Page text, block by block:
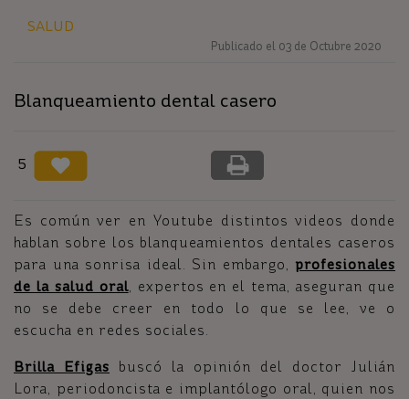
SALUD
Publicado el 03 de Octubre 2020
Blanqueamiento dental casero
5
Es común ver en Youtube distintos videos donde
hablan sobre los blanqueamientos dentales caseros
para una sonrisa ideal. Sin embargo, profesionales
de la salud oral, expertos en el tema, aseguran que
no se debe creer en todo lo que se lee, ve o
escucha en redes sociales.
Brilla Efigas buscó la opinión del doctor Julián
Lora, periodoncista e implantólogo oral, quien nos